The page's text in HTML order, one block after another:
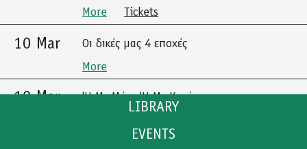
LIBRARY
CATALOGUE
EVENTS
More
Tickets
10 Mar
Οι δικές μας 4 εποχές
More
10 Mar
'Η Με Μένα 'Η Με Καμία